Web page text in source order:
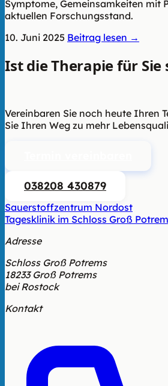
Symptome, Gemeinsamkeiten mit
aktuellen Forschungsstand.
10. Juni 2025 Beitrag lesen →
Ist die Therapie für Sie
Vereinbaren Sie noch heute Ihren
Sie Ihren Weg zu mehr
038208 430879
Sauerstoffzentrum Nordost
Tagesklinik im Schloss Groß
Adresse
Schloss Groß Potrems
18233 Groß Potrems
bei Rostock
Kontakt